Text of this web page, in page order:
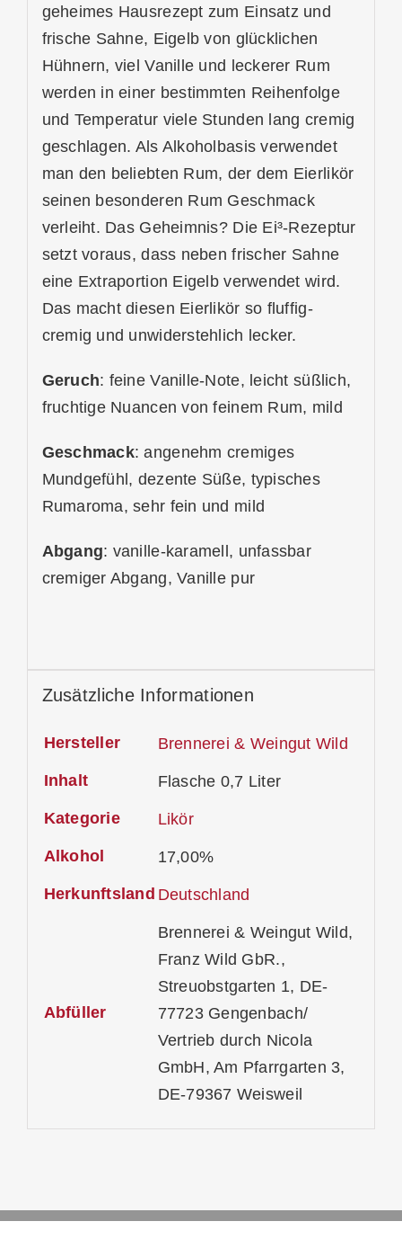
geheimes Hausrezept zum Einsatz und
frische Sahne, Eigelb von glücklichen
Hühnern, viel Vanille und leckerer Rum
werden in einer bestimmten Reihenfolge
und Temperatur viele Stunden lang cremig
geschlagen. Als Alkoholbasis verwendet
man den beliebten Rum, der dem Eierlikör
seinen besonderen Rum Geschmack
verleiht. Das Geheimnis? Die Ei³-Rezeptur
setzt voraus, dass neben frischer Sahne
eine Extraportion Eigelb verwendet wird.
Das macht diesen Eierlikör so fluffig-
cremig und unwiderstehlich lecker.
Geruch: feine Vanille-Note, leicht süßlich,
fruchtige Nuancen von feinem Rum, mild
Geschmack: angenehm cremiges
Mundgefühl, dezente Süße, typisches
Rumaroma, sehr fein und mild
Abgang: vanille-karamell, unfassbar
cremiger Abgang, Vanille pur
Zusätzliche Informationen
Hersteller Brennerei & Weingut Wild
Inhalt Flasche 0,7 Liter
Kategorie Likör
Alkohol 17,00%
Herkunftsland Deutschland
Abfüller
Brennerei & Weingut Wild,
Franz Wild GbR.,
Streuobstgarten 1, DE-
77723 Gengenbach/
Vertrieb durch Nicola
GmbH, Am Pfarrgarten 3,
DE-79367 Weisweil